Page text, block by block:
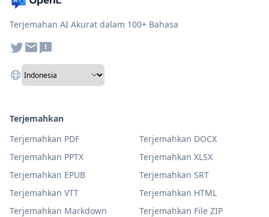
Terjemahan AI Akurat dalam 100+ Bahasa
Terjemahkan
Terjemahkan PDF
Terjemahkan DOCX
Terjemahkan PPTX
Terjemahkan XLSX
Terjemahkan EPUB
Terjemahkan SRT
Terjemahkan VTT
Terjemahkan HTML
Terjemahkan Markdown
Terjemahkan File ZIP